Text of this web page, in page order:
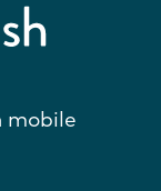
mobile